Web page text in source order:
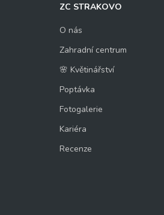
ZC STRAKOVO
O nás
Zahradní centrum
🌸 Květinářství
Poptávka
Fotogalerie
Kariéra
Recenze